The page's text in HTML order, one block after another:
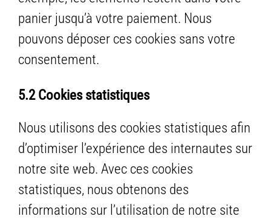
panier jusqu’à votre paiement. Nous
pouvons déposer ces cookies sans votre
consentement.
5.2 Cookies statistiques
Nous utilisons des cookies statistiques afin
d’optimiser l’expérience des internautes sur
notre site web. Avec ces cookies
statistiques, nous obtenons des
informations sur l’utilisation de notre site